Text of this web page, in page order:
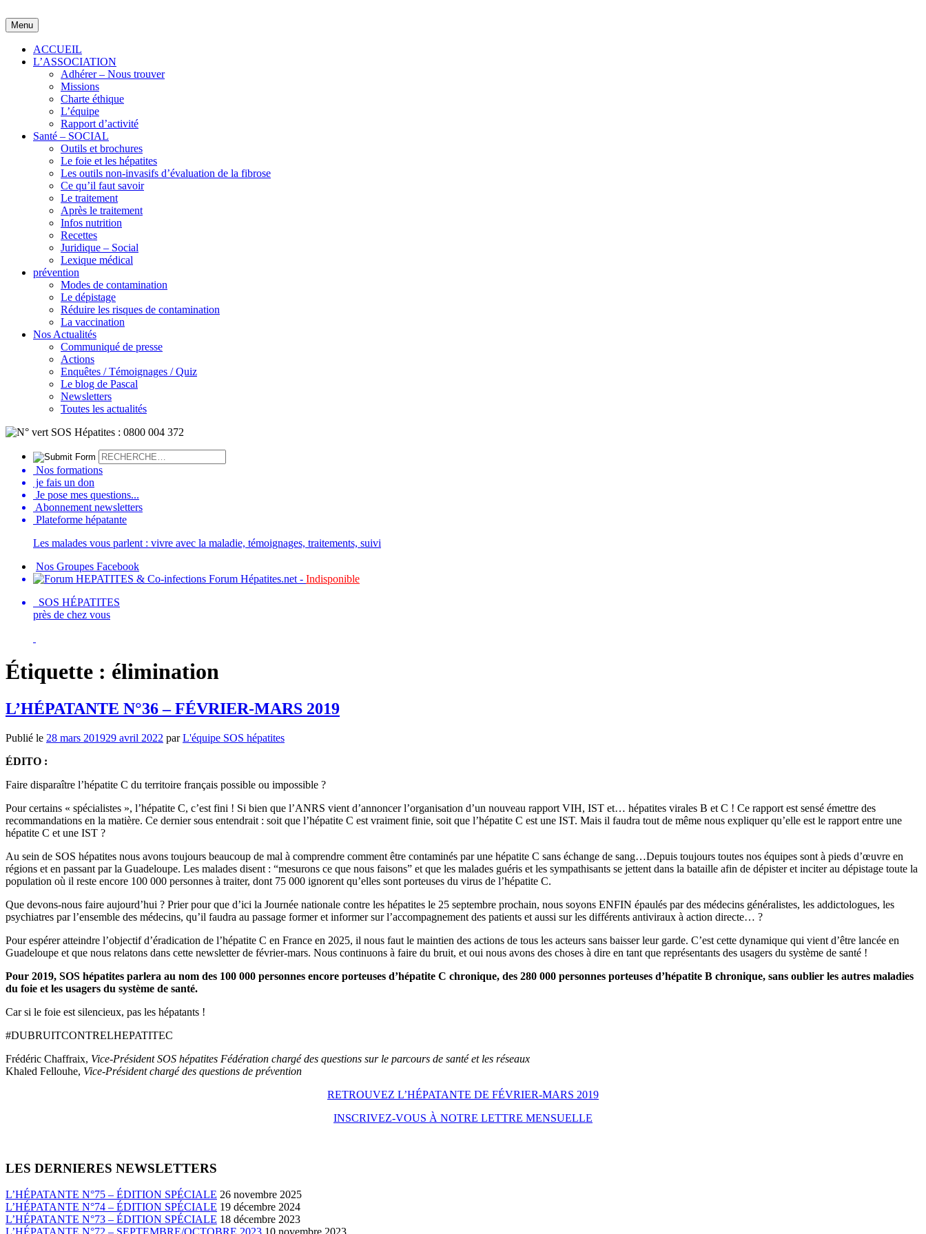
to
content
Menu
ACCUEIL
L’ASSOCIATION
Adhérer – Nous trouver
Missions
Charte éthique
L’équipe
Rapport d’activité
Santé – SOCIAL
Outils et brochures
Le foie et les hépatites
Les outils non-invasifs d’évaluation de la fibrose
Ce qu’il faut savoir
Le traitement
Après le traitement
Infos nutrition
Recettes
Juridique – Social
Lexique médical
prévention
Modes de contamination
Le dépistage
Réduire les risques de contamination
La vaccination
Nos Actualités
Communiqué de presse
Actions
Enquêtes / Témoignages / Quiz
Le blog de Pascal
Newsletters
Toutes les actualités
Nos formations
je fais un don
Je pose mes questions...
Abonnement newsletters
Plateforme hépatante
Les malades vous parlent : vivre avec la maladie, témoignages, traitements, suivi
Nos Groupes Facebook
Forum Hépatites.net - Indisponible
SOS HÉPATITES
près de chez vous
Étiquette : élimination
L’HÉPATANTE N°36 – FÉVRIER-MARS 2019
Publié le 28 mars 201929 avril 2022 parL'équipe SOS hépatites
ÉDITO :
Faire disparaître l’hépatite C du territoire français possible ou impossible ?
Pour certains « spécialistes », l’hépatite C, c’est fini ! Si bien que l’ANRS vient d’annoncer l’organisation d’un nouveau rapport VIH, IST et… hépatites virales B et C ! Ce rapport est sensé émettre des
recommandations en la matière. Ce dernier sous entendrait : soit que l’hépatite C est vraiment finie, soit que l’hépatite C est une IST. Mais il faudra tout de même nous expliquer qu’elle est le rapport entre une
hépatite C et une IST ?
Au sein de SOS hépatites nous avons toujours beaucoup de mal à comprendre comment être contaminés par une hépatite C sans échange de sang…Depuis toujours toutes nos équipes sont à pieds d’œuvre en
régions et en passant par la Guadeloupe. Les malades disent : “mesurons ce que nous faisons” et que les malades guéris et les sympathisants se jettent dans la bataille afin de dépister et inciter au dépistage toute la
population où il reste encore 100 000 personnes à traiter, dont 75 000 ignorent qu’elles sont porteuses du virus de l’hépatite C.
Que devons-nous faire aujourd’hui ? Prier pour que d’ici la Journée nationale contre les hépatites le 25 septembre prochain, nous soyons ENFIN épaulés par des médecins généralistes, les addictologues, les
psychiatres par l’ensemble des médecins, qu’il faudra au passage former et informer sur l’accompagnement des patients et aussi sur les différents antiviraux à action directe… ?
Pour espérer atteindre l’objectif d’éradication de l’hépatite C en France en 2025, il nous faut le maintien des actions de tous les acteurs sans baisser leur garde. C’est cette dynamique qui vient d’être lancée en
Guadeloupe et que nous relatons dans cette newsletter de février-mars. Nous continuons à faire du bruit, et oui nous avons des choses à dire en tant que représentants des usagers du système de santé !
Pour 2019, SOS hépatites parlera au nom des 100 000 personnes encore porteuses d’hépatite C chronique, des 280 000 personnes porteuses d’hépatite B chronique, sans oublier les autres maladies
du foie et les usagers du système de santé.
Car si le foie est silencieux, pas les hépatants !
#DUBRUITCONTRELHEPATITEC
Frédéric Chaffraix, Vice-Président SOS hépatites Fédération chargé des questions sur le parcours de santé et les réseaux
Khaled Fellouhe, Vice-Président chargé des questions de prévention
RETROUVEZ L’HÉPATANTE DE FÉVRIER-MARS 2019
INSCRIVEZ-VOUS À NOTRE LETTRE MENSUELLE
LES DERNIERES NEWSLETTERS
L’HÉPATANTE N°75 – ÉDITION SPÉCIALE 26 novembre 2025
L’HÉPATANTE N°74 – ÉDITION SPÉCIALE 19 décembre 2024
L’HÉPATANTE N°73 – ÉDITION SPÉCIALE 18 décembre 2023